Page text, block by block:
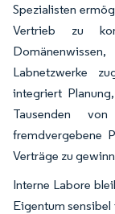
Spezialisten
Vertrieb zu
Labnetzwerke
integriert
Tausenden
fremdvergebene
Verträge zu
Interne Labore
Eigentum